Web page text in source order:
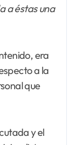
a éstas una
era
a la
que
y el